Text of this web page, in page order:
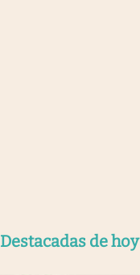
Destacadas de hoy